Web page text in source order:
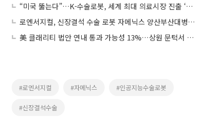
“미국 뚫는다”…K-수술로봇, 세계 최대 의료시장 진출 ‘속도전’
로엔서지컬, 신장결석 수술 로봇 자메닉스 양산부산대병원에 공급
美 클래리티 법안 연내 통과 가능성 13%…상원 문턱서 제동
#로엔서지컬 #자메닉스 #인공지능수술로봇
#신장결석수술